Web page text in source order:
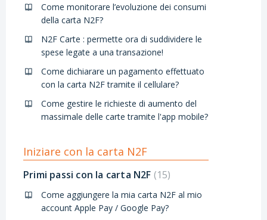
Come monitorare l’evoluzione dei consumi
della carta N2F?
N2F Carte : permette ora di suddividere le
spese legate a una transazione!
Come dichiarare un pagamento effettuato
con la carta N2F tramite il cellulare?
Come gestire le richieste di aumento del
massimale delle carte tramite l'app mobile?
Iniziare con la carta N2F
Primi passi con la carta N2F 15
Come aggiungere la mia carta N2F al mio
account Apple Pay / Google Pay?